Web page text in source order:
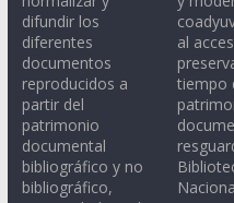
difundir los
diferentes
documentos
reproducidos a
partir del
patrimonio
documental
bibliográfico y no
bibliográfico,
al
tiempo